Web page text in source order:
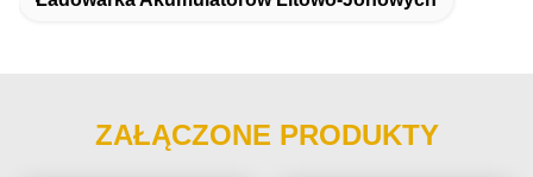
ZAŁĄCZONE PRODUKTY